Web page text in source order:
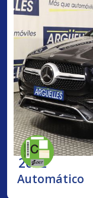
2022
Automático